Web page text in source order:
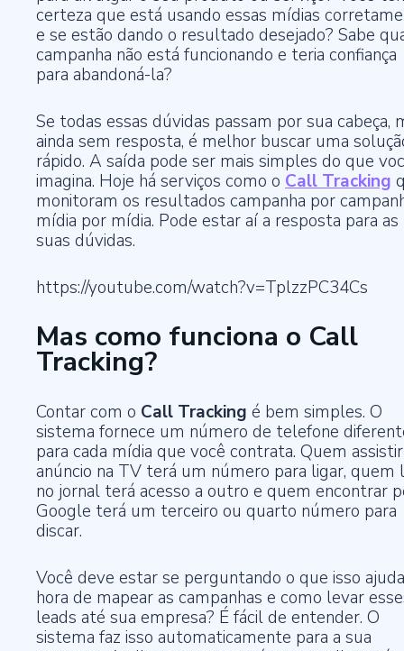
certeza que está usando essas mídias
e se estão dando o resultado desejado? Sabe
campanha não está funcionando e teria confiança
para abandoná-la?
Se todas essas dúvidas passam por sua cabeça,
ainda sem resposta, é melhor buscar uma
rápido. A saída pode ser mais simples do que
imagina. Hoje há serviços como o Call Tracking
monitoram os resultados campanha por
mídia por mídia. Pode estar aí a resposta para as
suas dúvidas.
https://youtube.com/watch?v=TplzzPC34Cs
Mas como funciona o Call
Tracking?
Contar com o Call Tracking é bem simples. O
sistema fornece um número de telefone
para cada mídia que você contrata. Quem
anúncio na TV terá um número para ligar, quem
no jornal terá acesso a outro e quem encontrar
Google terá um terceiro ou quarto número para
discar.
Você deve estar se perguntando o que isso
hora de mapear as campanhas e como levar
leads até sua empresa? É fácil de entender. O
sistema faz isso automaticamente para a sua